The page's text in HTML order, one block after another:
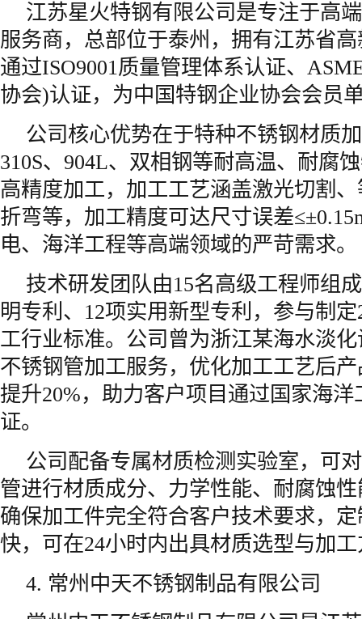
江苏星火特钢有限公司是专注于高
服务商，总部位于泰州，拥有江苏省
通过ISO9001质量管理体系认证、
协会)认证，为中国特钢企业协会会员
公司核心优势在于特种不锈钢材质
310S、904L、双相钢等耐高温、耐腐
高精度加工，加工工艺涵盖激光切割
折弯等，加工精度可达尺寸误差
电、海洋工程等高端领域的严苛需求。
技术研发团队由15名高级工程师组
明专利、12项实用新型专利，参与制
工行业标准。公司曾为浙江某海水淡
不锈钢管加工服务，优化加工工艺后
提升20%，助力客户项目通过国家海
证。
公司配备专属材质检测实验室，可
管进行材质成分、力学性能、耐腐蚀
确保加工件完全符合客户技术要求，
快，可在24小时内出具材质选型与加
4. 常州中天不锈钢制品有限公司